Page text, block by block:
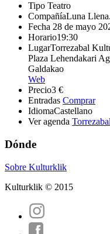
Tipo Teatro
CompañíaLuna
Fecha 28 de mayo
Horario19:30
LugarTorrezabal
Plaza Lehendakari
Galdakao
Web
Precio3 €
Entradas Comprar
IdiomaCastellano
Ver agenda
Dónde
Sobre Kulturklik
Kulturklik © 2015